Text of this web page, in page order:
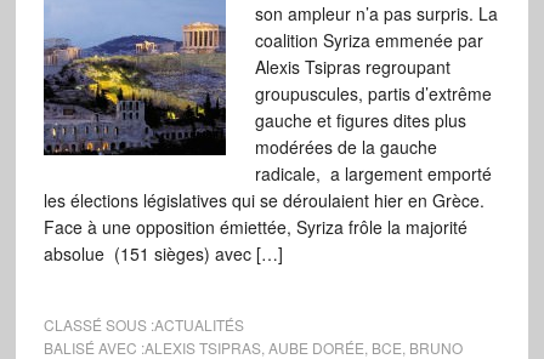
son ampleur n’a pas surpris. La
coalition Syriza emmenée par
Alexis Tsipras regroupant
groupuscules, partis d’extrême
gauche et figures dites plus
modérées de la gauche
radicale, a largement emporté
les élections législatives qui se déroulaient hier en Grèce.
Face à une opposition émiettée, Syriza frôle la majorité
absolue (151 sièges) avec […]
CLASSÉ SOUS :ACTUALITÉS
BALISÉ AVEC :ALEXIS TSIPRAS, AUBE DORÉE BCE BRUNO